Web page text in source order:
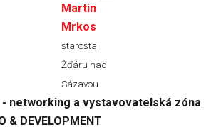
Martin
Mrkos
starosta
Žďáru nad
Sázavou
- networking a vystavovatelská zóna
& DEVELOPMENT